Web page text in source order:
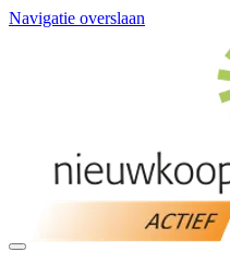
Navigatie overslaan